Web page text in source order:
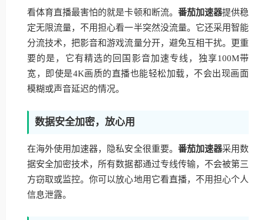
看体育直播最害怕的就是卡顿和断流。 番茄加速器提供稳
定无限流量，不用担心看一半突然没流量。它还采用智能
分流技术，把影音和游戏流量分开，避免互相干扰。更重
要的是，它有精选的回国影音加速专线，独享100M带
宽，即使是4K画质的直播也能轻松加载，不会出现画面
模糊或声音延迟的情况。
数据安全加密，放心用
在海外使用加速器，隐私安全很重要。 番茄加速器采用数
据安全加密技术，所有数据都通过专线传输，不会被第三
方窃取或监控。你可以放心地用它看直播，不用担心个人
信息泄露。